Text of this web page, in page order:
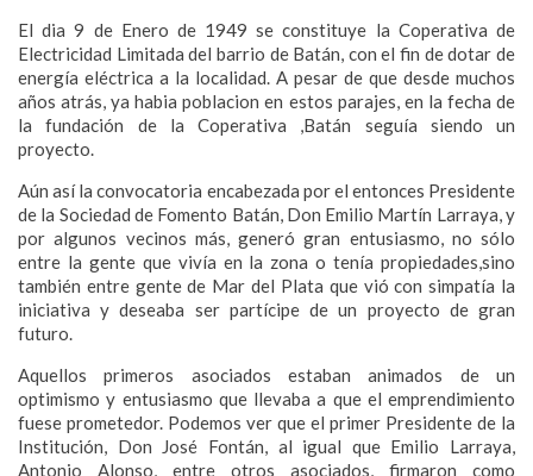
El dia 9 de Enero de 1949 se constituye la Coperativa de
Electricidad Limitada del barrio de Batán, con el fin de dotar de
energía eléctrica a la localidad. A pesar de que desde muchos
años atrás, ya habia poblacion en estos parajes, en la fecha de
la fundación de la Coperativa ,Batán seguía siendo un
proyecto.
Aún así la convocatoria encabezada por el entonces Presidente
de la Sociedad de Fomento Batán, Don Emilio Martín Larraya, y
por algunos vecinos más, generó gran entusiasmo, no sólo
entre la gente que vivía en la zona o tenía propiedades,sino
también entre gente de Mar del Plata que vió con simpatía la
iniciativa y deseaba ser partícipe de un proyecto de gran
futuro.
Aquellos primeros asociados estaban animados de un
optimismo y entusiasmo que llevaba a que el emprendimiento
fuese prometedor. Podemos ver que el primer Presidente de la
Institución, Don José Fontán, al igual que Emilio Larraya,
Antonio Alonso, entre otros asociados, firmaron como